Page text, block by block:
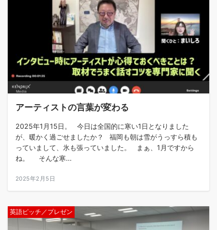
アーティストの言葉が変わる
2025年1月15日。 今日は全国的に寒い1日となりました
が、暖かく過ごせましたか？ 福岡も朝は雪がうっすら積も
っていまして、氷も張っていました。 まぁ、1月ですから
ね。 そんな寒...
2025年2月5日
英語ピッチ／プレゼン